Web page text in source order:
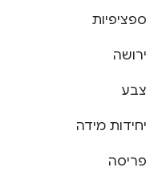
ספציפיות
ירושה
צבע
יחידות מידה
פריסה